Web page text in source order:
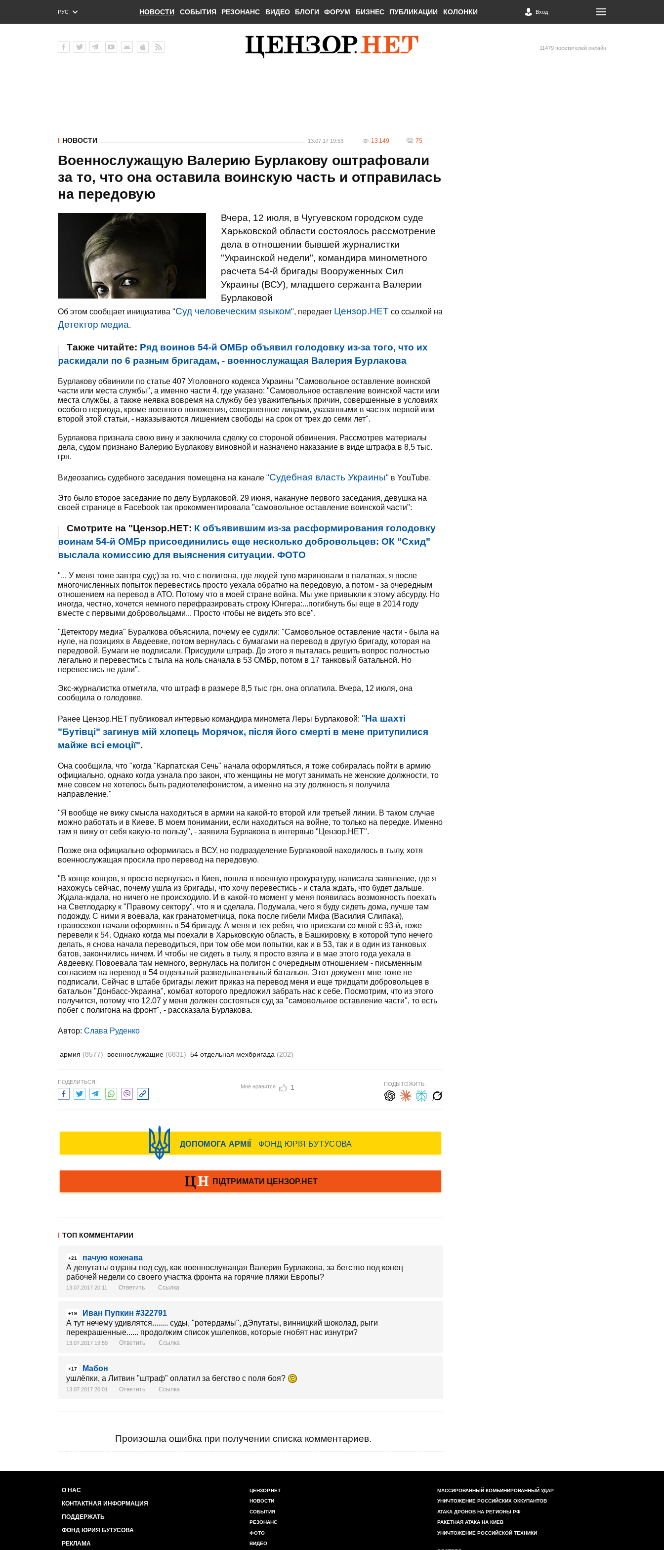
РУС
ENG
НОВОСТИ СОБЫТИЯ РЕЗОНАНС ВИДЕО БЛОГИ ФОРУМ БИЗНЕС ПУБЛИКАЦИИ КОЛОНКИ Вход
11479 посетителей онлайн
НОВОСТИ 13.07.17 19:53 13 149 75
Военнослужащую Валерию Бурлакову оштрафовали
за то, что она оставила воинскую часть и отправилась
на передовую
Вчера, 12 июля, в Чугуевском городском суде
Харьковской области состоялось рассмотрение
дела в отношении бывшей журналистки
"Украинской недели", командира минометного
расчета 54-й бригады Вооруженных Сил
Украины (ВСУ), младшего сержанта Валерии
Бурлаковой
Об этом сообщает инициатива "Суд человеческим языком", передает Цензор.НЕТ со ссылкой на
Детектор медиа.
Также читайте: Ряд воинов 54-й ОМБр объявил голодовку из-за того, что их
раскидали по 6 разным бригадам, - военнослужащая Валерия Бурлакова
Бурлакову обвинили по статье 407 Уголовного кодекса Украины "Самовольное оставление воинской
части или места службы", а именно части 4, где указано: "Самовольное оставление воинской части или
места службы, а также неявка вовремя на службу без уважительных причин, совершенные в условиях
особого периода, кроме военного положения, совершенное лицами, указанными в частях первой или
второй этой статьи, - наказываются лишением свободы на срок от трех до семи лет".
Бурлакова признала свою вину и заключила сделку со стороной обвинения. Рассмотрев материалы
дела, судом признано Валерию Бурлакову виновной и назначено наказание в виде штрафа в 8,5 тыс.
грн.
Видеозапись судебного заседания помещена на канале "Судебная власть Украины" в YouTube.
Это было второе заседание по делу Бурлаковой. 29 июня, накануне первого заседания, девушка на
своей странице в Facebook так прокомментировала "самовольное оставление воинской части":
Смотрите на "Цензор.НЕТ: К объявившим из-за расформирования голодовку
воинам 54-й ОМБр присоединились еще несколько добровольцев: ОК "Схид"
выслала комиссию для выяснения ситуации. ФОТО
"... У меня тоже завтра суд:) за то, что с полигона, где людей тупо мариновали в палатках, я после
многочисленных попыток перевестись просто уехала обратно на передовую, а потом - за очередным
отношением на перевод в АТО. Потому что в моей стране война. Мы уже привыкли к этому абсурду. Но
иногда, честно, хочется немного перефразировать строку Юнгера:...погибнуть бы еще в 2014 году
вместе с первыми добровольцами... Просто чтобы не видеть это все".
"Детектору медиа" Буралкова объяснила, почему ее судили: "Самовольное оставление части - была на
нуле, на позициях в Авдеевке, потом вернулась с бумагами на перевод в другую бригаду, которая на
передовой. Бумаги не подписали. Присудили штраф. До этого я пыталась решить вопрос полностью
легально и перевестись с тыла на ноль сначала в 53 ОМБр, потом в 17 танковый батальной. Но
перевестись не дали".
Экс-журналистка отметила, что штраф в размере 8,5 тыс грн. она оплатила. Вчера, 12 июля, она
сообщила о голодовке.
Ранее Цензор.НЕТ публиковал интервью командира миномета Леры Бурлаковой: "На шахті
"Бутівці" загинув мій хлопець Морячок, після його смерті в мене притупилися
майже всі емоції".
Она сообщила, что "когда "Карпатская Сечь" начала оформляться, я тоже собиралась пойти в армию
официально, однако когда узнала про закон, что женщины не могут занимать не женские должности, то
мне совсем не хотелось быть радиотелефонистом, а именно на эту должность я получила
направление."
"Я вообще не вижу смысла находиться в армии на какой-то второй или третьей линии. В таком случае
можно работать и в Киеве. В моем понимании, если находиться на войне, то только на передке. Именно
там я вижу от себя какую-то пользу", - заявила Бурлакова в интервью "Цензор.НЕТ".
Позже она официально оформилась в ВСУ, но подразделение Бурлаковой находилось в тылу, хотя
военнослужащая просила про перевод на передовую.
"В конце концов, я просто вернулась в Киев, пошла в военную прокуратуру, написала заявление, где я
нахожусь сейчас, почему ушла из бригады, что хочу перевестись - и стала ждать, что будет дальше.
Ждала-ждала, но ничего не происходило. И в какой-то момент у меня появилась возможность поехать
на Светлодарку к "Правому сектору", что я и сделала. Подумала, чего я буду сидеть дома, лучше там
подожду. С ними я воевала, как гранатометчица, пока после гибели Мифа (Василия Слипака),
правосеков начали оформлять в 54 бригаду. А меня и тех ребят, что приехали со мной с 93-й, тоже
перевели к 54. Однако когда мы поехали в Харьковскую область, в Башкировку, в которой тупо нечего
делать, я снова начала переводиться, при том обе мои попытки, как и в 53, так и в один из танковых
батов, закончились ничем. И чтобы не сидеть в тылу, я просто взяла и в мае этого года уехала в
Авдеевку. Повоевала там немного, вернулась на полигон с очередным отношением - письменным
согласием на перевод в 54 отдельный разведывательный батальон. Этот документ мне тоже не
подписали. Сейчас в штабе бригады лежит приказ на перевод меня и еще тридцати добровольцев в
батальон "Донбасс-Украина", комбат которого предложил забрать нас к себе. Посмотрим, что из этого
получится, потому что 12.07 у меня должен состояться суд за "самовольное оставление части", то есть
побег с полигона на фронт", - рассказала Бурлакова.
Автор: Слава Руденко
армия (8577) военнослужащие (6831) 54 отдельная мехбригада (202)
ПОДЕЛИТЬСЯ:
Мне нравится 1 ПОДЫТОЖИТЬ:
ТОП КОММЕНТАРИИ
+21
пачую кожнава
А депутаты отданы под суд, как военнослужащая Валерия Бурлакова, за бегство под конец
рабочей недели со своего участка фронта на горячие пляжи Европы?
13.07.2017 20:11 Ответить Ссылка
+19
Иван Пупкин #322791
А тут нечему удивлятся........ суды, "ротердамы", дЭпутаты, винницкий шоколад, рыги
перекрашенные...... продолжим список ушлепков, которые гнобят нас изнутри?
13.07.2017 19:59 Ответить Ссылка
+17
Мабон
ушлёпки, а Литвин "штраф" оплатил за бегство с поля боя?
13.07.2017 20:01 Ответить Ссылка
Произошла ошибка при получении списка комментариев.
О НАС
КОНТАКТНАЯ ИНФОРМАЦИЯ
ПОДДЕРЖАТЬ
ФОНД ЮРИЯ БУТУСОВА
РЕКЛАМА
ЦЕНЗОР.НЕТ
НОВОСТИ
СОБЫТИЯ
РЕЗОНАНС
ФОТО
ВИДЕО
МАССИРОВАННЫЙ КОМБИНИРОВАННЫЙ УДАР
УНИЧТОЖЕНИЕ РОССИЙСКИХ ОККУПАНТОВ
АТАКА ДРОНОВ НА РЕГИОНЫ РФ
РАКЕТНАЯ АТАКА НА КИЕВ
УНИЧТОЖЕНИЕ РОССИЙСКОЙ ТЕХНИКИ